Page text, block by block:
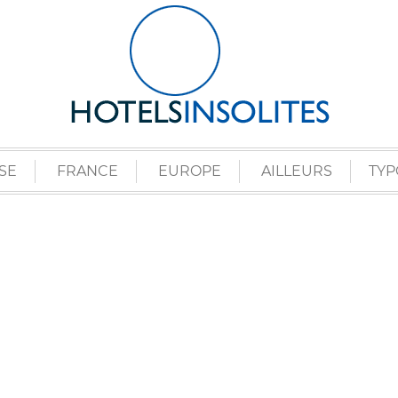
FRANCE EUROPE AILLEURS